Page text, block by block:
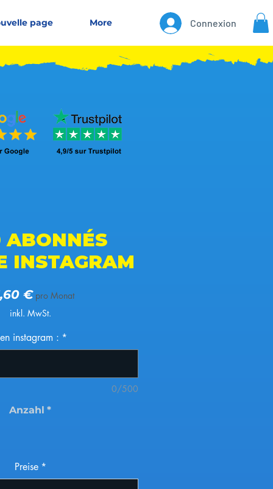
page More Connexion
ABONNÉS
INSTAGRAM
€Preis
pro Monat
inkl. MwSt.
instagram : *
0/500
Anzahl *
Preise *